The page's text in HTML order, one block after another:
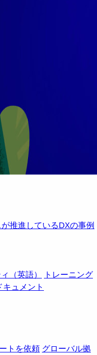
推進しているDXの事例
（英語）
トレーニング
キュメント
トを依頼 グローバル拠